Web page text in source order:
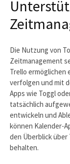
Die Nutzung von
Zeitmanagement
Trello ermöglichen
verfolgen und mit
Apps wie Toggl
tatsächlich
entwickeln und
können Kalender-
den Überblick
behalten.